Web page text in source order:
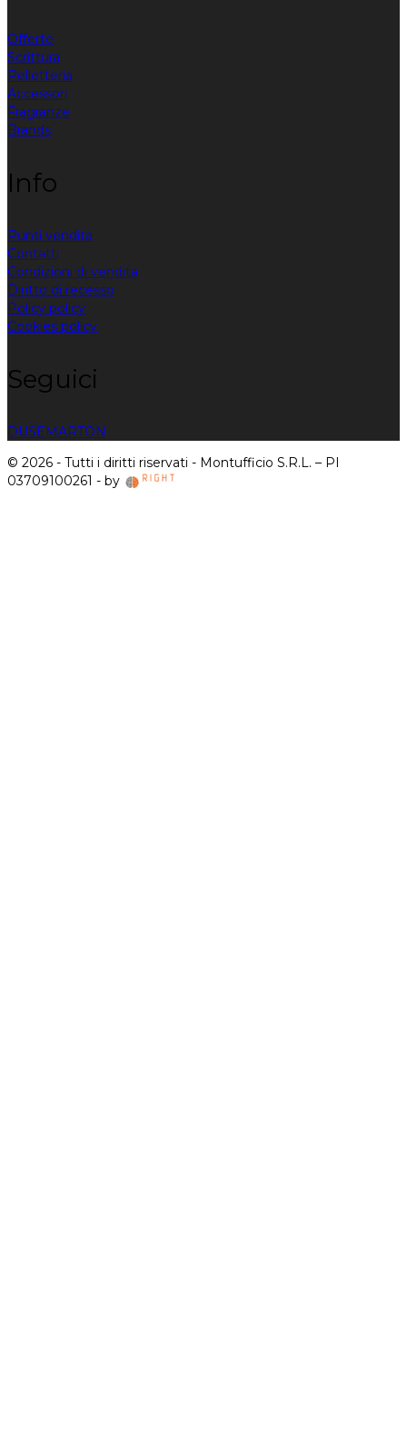
Offerte
Scrittura
Pelletteria
Accessori
Fragranze
Brands
Info
Punti vendita
Contatti
Condizioni di vendita
Diritto di recesso
Policy policy
Cookies policy
Seguici
DUSEMARTON
© 2026 - Tutti i diritti riservati - Montufficio S.R.L. – PI
03709100261 - by